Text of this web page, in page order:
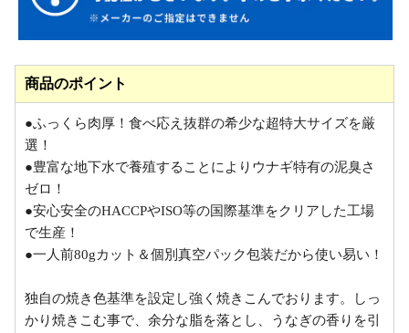
商品のポイント
●ふっくら肉厚！食べ応え抜群の希少な超特大サイズを厳
選！
●豊富な地下水で養殖することによりウナギ特有の泥臭さ
ゼロ！
●安心安全のHACCPやISO等の国際基準をクリアした工場
で生産！
●一人前80gカット＆個別真空パック包装だから使い易い！
独自の焼き色基準を設定し強く焼きこんでおります。しっ
かり焼きこむ事で、余分な脂を落とし、うなぎの香りを引